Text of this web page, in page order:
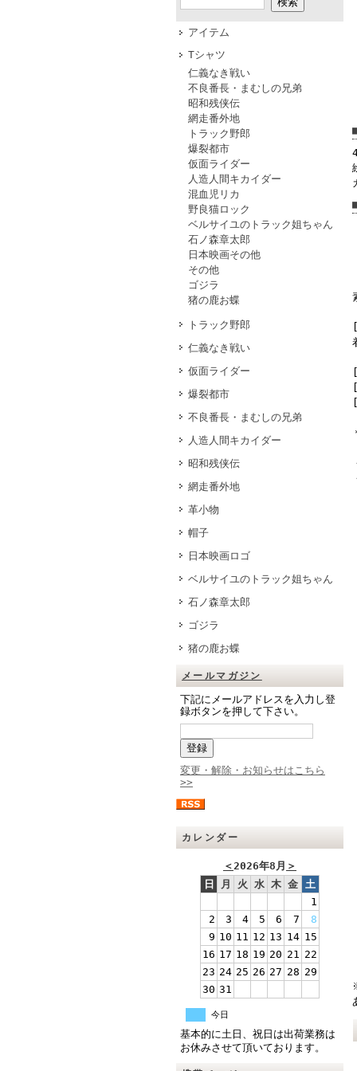
アイテム
Tシャツ
仁義なき戦い
不良番長・まむしの兄弟
昭和残侠伝
網走番外地
トラック野郎
爆裂都市
仮面ライダー
人造人間キカイダー
混血児リカ
野良猫ロック
ベルサイユのトラック姐ちゃん
石ノ森章太郎
日本映画その他
その他
ゴジラ
猪の鹿お蝶
トラック野郎
仁義なき戦い
仮面ライダー
爆裂都市
不良番長・まむしの兄弟
人造人間キカイダー
昭和残侠伝
網走番外地
革小物
帽子
日本映画ロゴ
ベルサイユのトラック姐ちゃん
石ノ森章太郎
ゴジラ
猪の鹿お蝶
メールマガジン
下記にメールアドレスを入力し登
録ボタンを押して下さい。
変更・解除・お知らせはこちら
>>
カレンダー
＜2026年8月 ＞
日
月 火 水 木 金 土
1
2
3 4 5 6 7
8
9 10 11 12 13 14 15
16 17 18 19 20 21 22
23 24 25 26 27 28 29
30 31
今日
基本的に土日、祝日は出荷業務は
お休みさせて頂いております。